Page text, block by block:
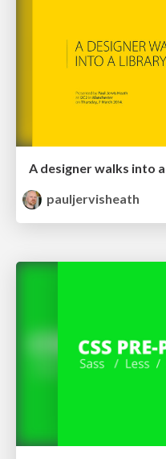
A designer walks into
pauljervisheath